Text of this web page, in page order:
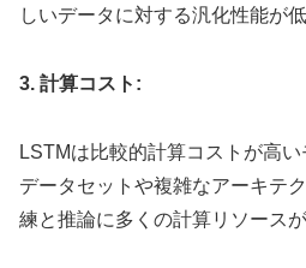
しいデータに対する汎化性能が
3. 計算コスト:
LSTMは比較的計算コストが高
データセットや複雑なアーキテ
練と推論に多くの計算リソースが